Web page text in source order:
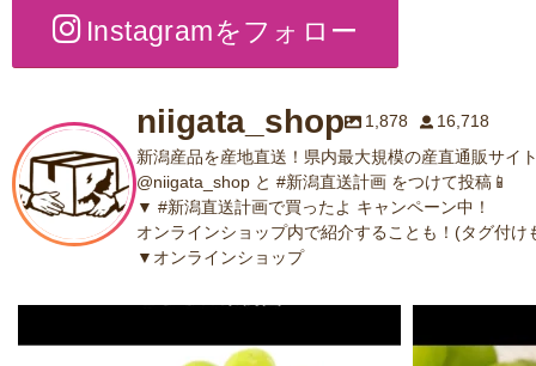
Instagramをフォロー
niigata_shop 1,878
16,718
新潟産品を産地直送！県内最大規模の産直通販サイ
@niigata_shop と #新潟直送計画 をつけて投稿📱
▼ #新潟直送計画で買ったよ キャンペーン中！
オンラインショップ内で紹介することも！(タグ付け
▼オンラインショップ